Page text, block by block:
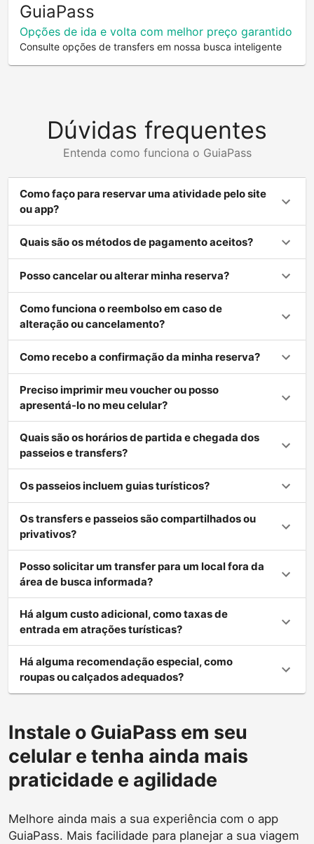
GuiaPass
Opções de ida e volta com melhor preço garantido
Consulte opções de transfers em nossa busca inteligente
Dúvidas frequentes
Entenda como funciona o GuiaPass
Como faço para reservar uma atividade pelo site
ou app?
Quais são os métodos de pagamento aceitos?
Posso cancelar ou alterar minha reserva?
Como funciona o reembolso em caso de
alteração ou cancelamento?
Como recebo a confirmação da minha reserva?
Preciso imprimir meu voucher ou posso
apresentá-lo no meu celular?
Quais são os horários de partida e chegada dos
passeios e transfers?
Os passeios incluem guias turísticos?
Os transfers e passeios são compartilhados ou
privativos?
Posso solicitar um transfer para um local fora da
área de busca informada?
Há algum custo adicional, como taxas de
entrada em atrações turísticas?
Há alguma recomendação especial, como
roupas ou calçados adequados?
Instale o GuiaPass em seu
celular e tenha ainda mais
praticidade e agilidade
Melhore ainda mais a sua experiência com o app
GuiaPass. Mais facilidade para planejar a sua viagem